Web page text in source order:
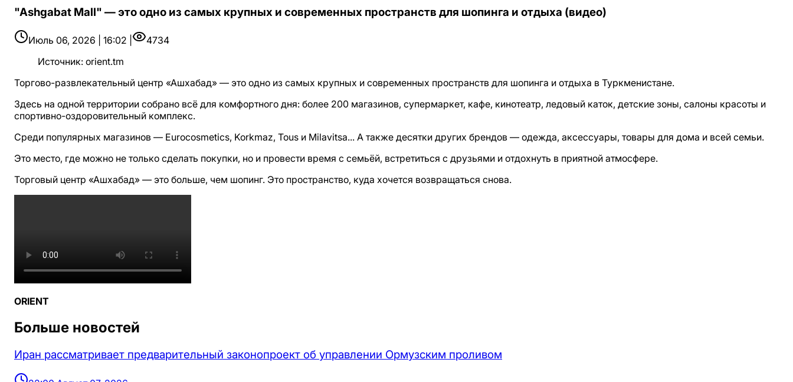
"Ashgabat Mall" — это одно из самых крупных и современных пространств для шопинга и отдыха (видео)
Июль 06, 2026 | 16:02 |
4734
Источник: orient.tm
Торгово-развлекательный центр «Ашхабад» — это одно из самых крупных и современных пространств для шопинга и отдыха в Туркменистане.
Здесь на одной территории собрано всё для комфортного дня: более 200 магазинов, супермаркет, кафе, кинотеатр, ледовый каток, детские зоны, салоны красоты и
спортивно-оздоровительный комплекс.
Среди популярных магазинов — Eurocosmetics, Korkmaz, Tous и Milavitsa... А также десятки других брендов — одежда, аксессуары, товары для дома и всей семьи.
Это место, где можно не только сделать покупки, но и провести время с семьёй, встретиться с друзьями и отдохнуть в приятной атмосфере.
Торговый центр «Ашхабад» — это больше, чем шопинг. Это пространство, куда хочется возвращаться снова.
ORIENT
Больше новостей
Иран рассматривает предварительный законопроект об управлении Ормузским проливом